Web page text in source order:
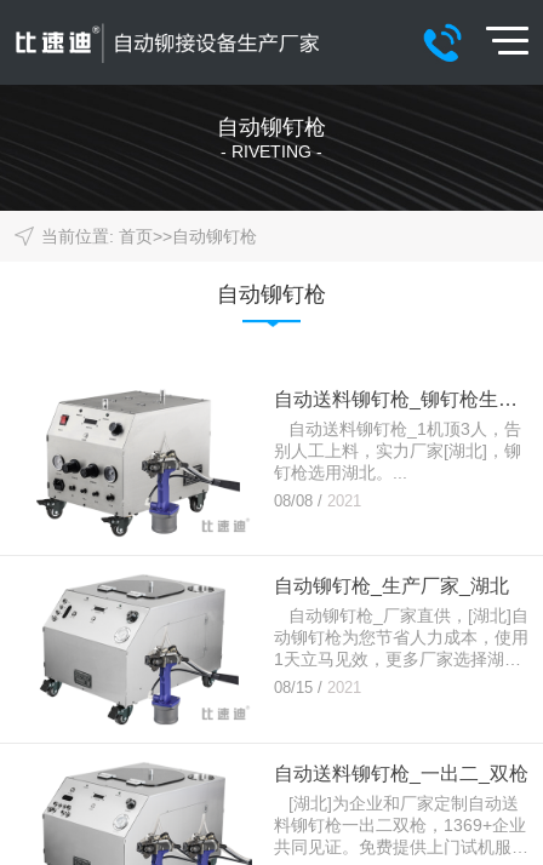
自动铆钉枪
- RIVETING -
当前位置: 首页>>自动铆钉枪
自动铆钉枪
自动送料铆钉枪_铆钉枪生产厂家
自动送料铆钉枪_1机顶3人，告
别人工上料，实力厂家[湖北]，铆
钉枪选用湖北。...
08/08 / 2021
自动铆钉枪_生产厂家_湖北
自动铆钉枪_厂家直供，[湖北]自
动铆钉枪为您节省人力成本，使用
1天立马见效，更多厂家选择湖北
自动铆钉枪。免费提供上门试机服
08/15 / 2021
自动送料铆钉枪_一出二_双枪
[湖北]为企业和厂家定制自动送
料铆钉枪一出二双枪，1369+企业
共同见证。免费提供上门试机服